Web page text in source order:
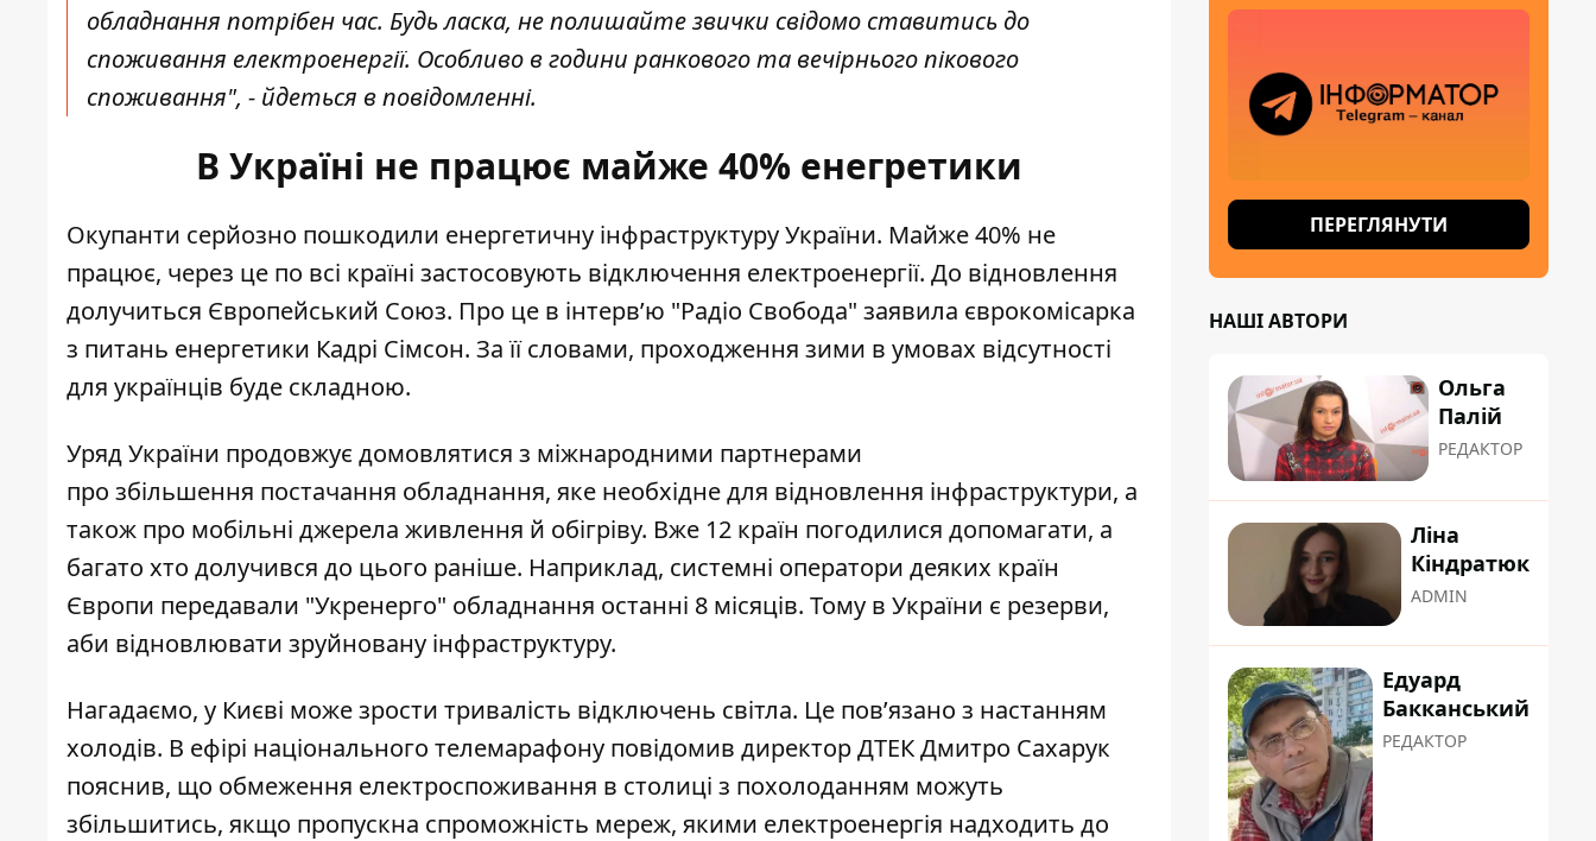
обладнання потрібен час. Будь ласка, не полишайте звички свідомо ставитись до
споживання електроенергії. Особливо в години ранкового та вечірнього пікового
споживання", - йдеться в повідомленні.
В Україні не працює майже 40% енегретики
Окупанти серйозно пошкодили енергетичну інфраструктуруУкраїни. Майже 40% не
працює, через це по всі країні застосовують відключення електроенергії. До відновлення
долучиться Європейський Союз. Про це в інтерв’ю "Радіо Свобода" заявила єврокомісарка
з питань енергетики Кадрі Сімсон. За її словами, проходження зими в умовах відсутності
для українців буде складною.
Уряд України продовжує домовлятися з міжнародними партнерами
про збільшення постачання обладнання, яке необхідне для відновлення інфраструктури, а
також про мобільні джерела живлення й обігріву. Вже 12 країн погодилися допомагати, а
багато хто долучився до цього раніше. Наприклад, системні оператори деяких країн
Європи передавали "Укренерго" обладнання останні 8 місяців. Тому в України є резерви,
аби відновлювати зруйновану інфраструктуру.
Нагадаємо, у Києві може зрости тривалість відключень світла. Це пов’язано з настанням
холодів. В ефірі національного телемарафону повідомив директор ДТЕК Дмитро Сахарук
пояснив, що обмеження електроспоживання в столиці з похолоданням можуть
збільшитись, якщо пропускна спроможність мереж, якими електроенергія надходить до
ПЕРЕГЛЯНУТИ
НАШІ АВТОРИ
Ольга
Палій
РЕДАКТОР
Ліна
Кіндратюк
ADMIN
Едуард
Бакканський
РЕДАКТОР